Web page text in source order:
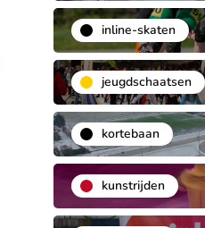
inline-skaten
jeugdschaatsen
kortebaan
kunstrijden